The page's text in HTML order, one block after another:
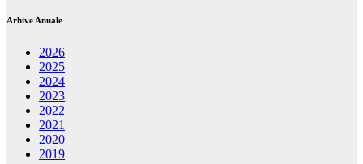
Arhive Anuale
2026
2025
2024
2023
2022
2021
2020
2019